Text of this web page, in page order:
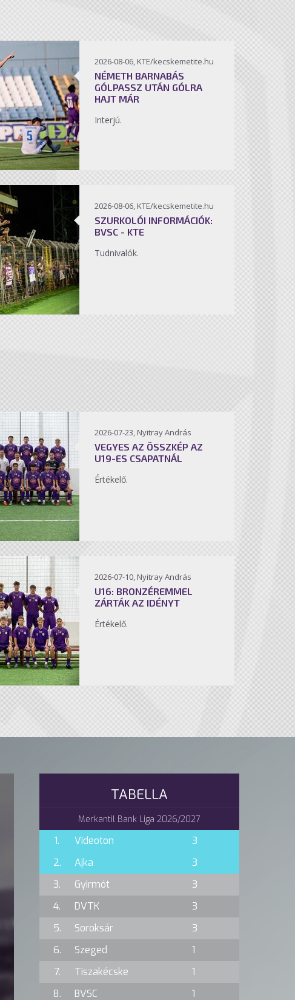
2026-08-06, KTE/kecskemetite.hu
NÉMETH BARNABÁS
GÓLPASSZ UTÁN GÓLRA
HAJT MÁR
Interjú.
2026-08-06, KTE/kecskemetite.hu
SZURKOLÓI INFORMÁCIÓK:
BVSC - KTE
Tudnivalók.
2026-07-23, Nyitray András
VEGYES AZ ÖSSZKÉP AZ
U19-ES CSAPATNÁL
Értékelő.
2026-07-10, Nyitray András
U16: BRONZÉREMMEL
ZÁRTÁK AZ IDÉNYT
Értékelő.
TABELLA
Merkantil Bank Liga 2026/2027
1. Videoton
3
2.
Ajka
3
3.
Gyirmót
3
4.
DVTK
3
5.
Soroksár
3
6.
Szeged
1
7.
Tiszakécske
1
8.
BVSC
1